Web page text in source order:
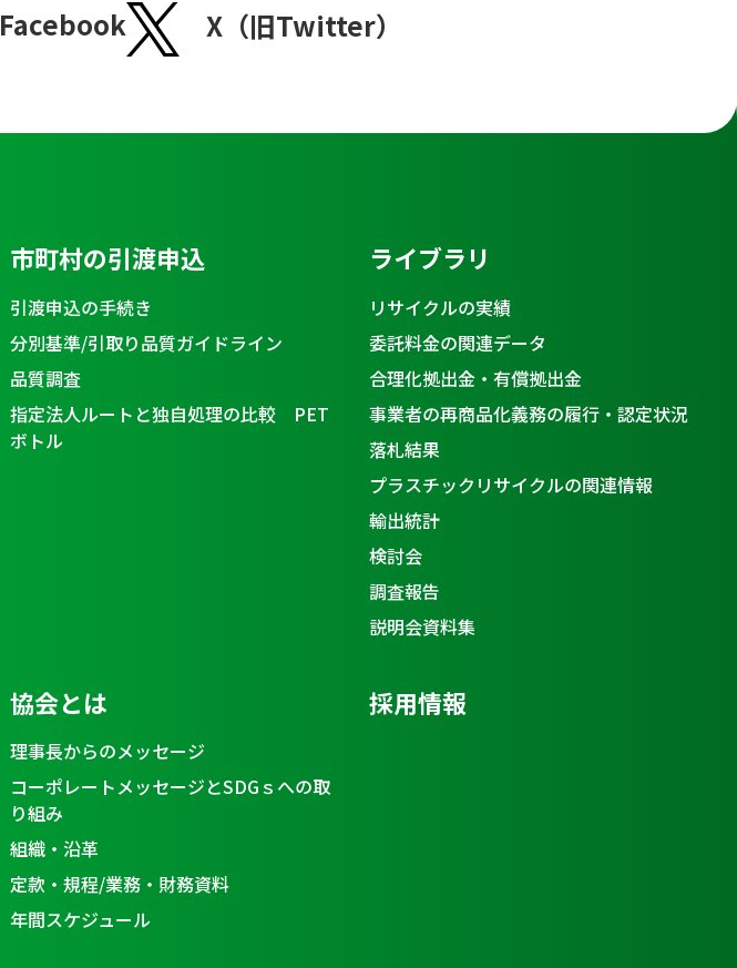
Facebook X（旧Twitter）
市町村の引渡申込
引渡申込の手続き
分別基準/引取り品質ガイドライン
品質調査
指定法人ルートと独自処理の比較 PET
ボトル
ライブラリ
リサイクルの実績
委託料金の関連データ
合理化拠出金・有償拠出金
事業者の再商品化義務の履行・認定状況
落札結果
プラスチックリサイクルの関連情報
輸出統計
検討会
調査報告
説明会資料集
協会とは
理事長からのメッセージ
コーポレートメッセージとSDGｓへの取
り組み
組織・沿革
定款・規程/業務・財務資料
年間スケジュール
採用情報